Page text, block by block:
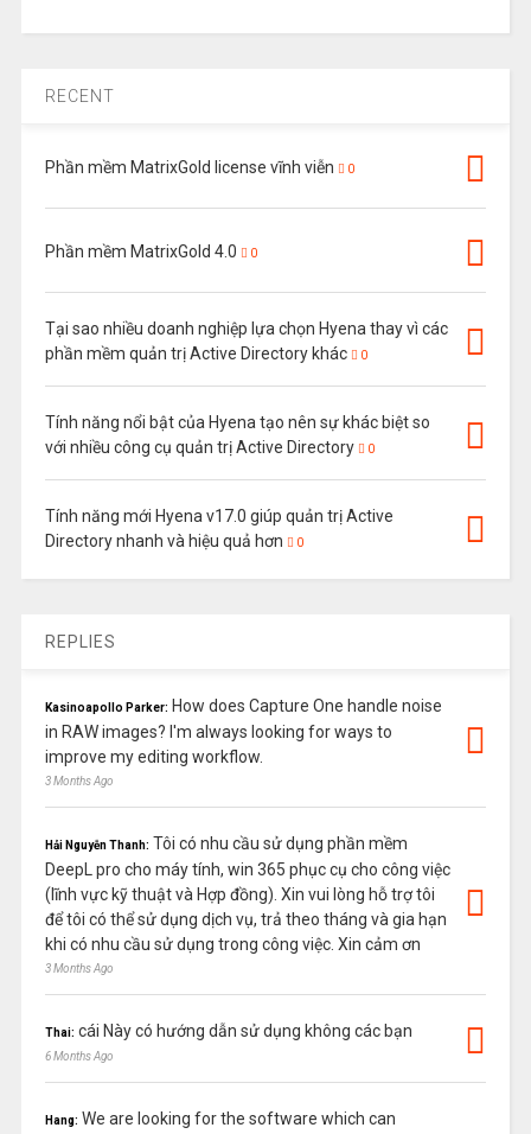
RECENT
Phần mềm MatrixGold license vĩnh viễn 0
Phần mềm MatrixGold 4.0 0
Tại sao nhiều doanh nghiệp lựa chọn Hyena thay vì các
phần mềm quản trị Active Directory khác
0
Tính năng nổi bật của Hyena tạo nên sự khác biệt so
với nhiều công cụ quản trị Active Directory
0
Tính năng mới Hyena v17.0 giúp quản trị Active
Directory nhanh và hiệu quả hơn
0
REPLIES
Kasinoapollo Parker: How does Capture One handle noise
in RAW images? I'm always looking for ways to
improve my editing workflow.
3 Months Ago
Hải Nguyễn Thanh: Tôi có nhu cầu sử dụng phần mềm
DeepL pro cho máy tính, win 365 phục cụ cho công việc
(lĩnh vực kỹ thuật và Hợp đồng). Xin vui lòng hỗ trợ tôi
để tôi có thể sử dụng dịch vụ, trả theo tháng và gia hạn
khi có nhu cầu sử dụng trong công việc. Xin cảm ơn
3 Months Ago
Thai: cái Này có hướng dẫn sử dụng không các bạn
6 Months Ago
Hang: We are looking for the software which can